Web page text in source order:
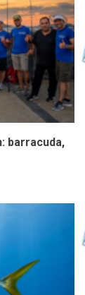
barracuda,